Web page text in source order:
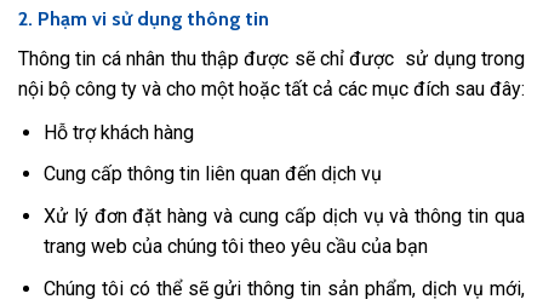
2. Phạm vi sử dụng thông tin
Thông tin cá nhân thu thập được sẽ chỉ được sử dụng trong
nội bộ công ty và cho một hoặc tất cả các mục đích sau đây:
Hỗ trợ khách hàng
Cung cấp thông tin liên quan đến dịch vụ
Xử lý đơn đặt hàng và cung cấp dịch vụ và thông tin qua
trang web của chúng tôi theo yêu cầu của bạn
Chúng tôi có thể sẽ gửi thông tin sản phẩm, dịch vụ mới,